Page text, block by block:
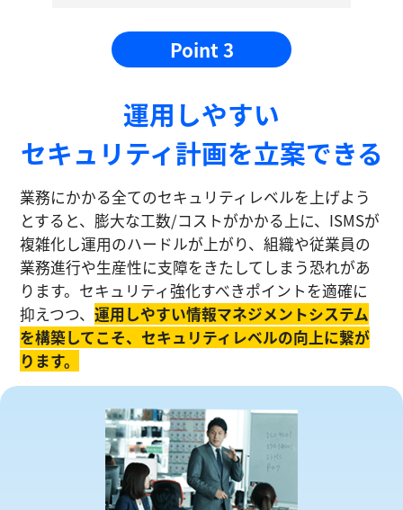
Point 3
運⽤しやすい
セキュリティ計画を⽴案できる
業務にかかる全てのセキュリティレベルを上げよう
とすると、膨大な工数/コストがかかる上に、ISMSが
複雑化し運⽤のハードルが上がり、組織や従業員の
業務進⾏や生産性に⽀障をきたしてしまう恐れがあ
ります。セキュリティ強化すべきポイントを適確に
抑えつつ、運⽤しやすい情報マネジメントシステム
を構築してこそ、セキュリティレベルの向上に繋が
ります。